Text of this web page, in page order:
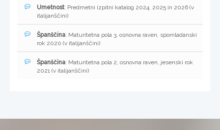
Umetnost: Predmetni izpitni katalog 2024, 2025 in 2026 (v
italijanščini)
Španščina: Maturitetna pola 3, osnovna raven, spomladanski
rok 2020 (v italijanščini)
Španščina: Maturitetna pola 2, osnovna raven, jesenski rok
2021 (v italijanščini)